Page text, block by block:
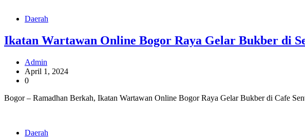
Daerah
Ikatan Wartawan Online Bogor Raya Gelar Bukber di
Admin
April 1, 2024
0
Bogor – Ramadhan Berkah, Ikatan Wartawan Online Bogor Raya Gelar Bukber di Cafe
Daerah